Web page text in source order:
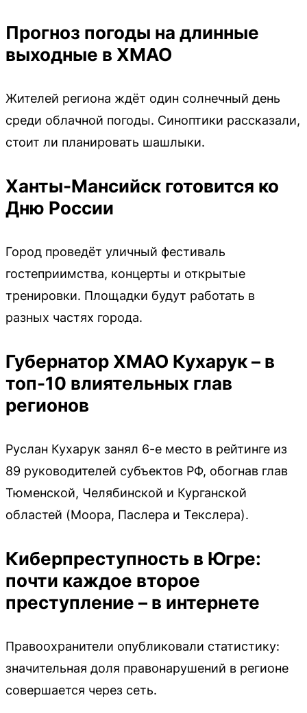
Прогноз погоды на длинные
выходные в ХМАО
Жителей региона ждёт один солнечный день
среди облачной погоды. Синоптики рассказали,
стоит ли планировать шашлыки.
Ханты-Мансийск готовится ко
Дню России
Город проведёт уличный фестиваль
гостеприимства, концерты и открытые
тренировки. Площадки будут работать в
разных частях города.
Губернатор ХМАО Кухарук – в
топ-10 влиятельных глав
регионов
Руслан Кухарук занял 6-е место в рейтинге из
89 руководителей субъектов РФ, обогнав глав
Тюменской, Челябинской и Курганской
областей (Моора, Паслера и Текслера).
Киберпреступность в Югре:
почти каждое второе
преступление – в интернете
Правоохранители опубликовали статистику:
значительная доля правонарушений в регионе
совершается через сеть.